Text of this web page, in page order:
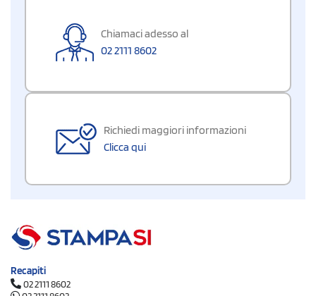
Chiamaci adesso al
02 2111 8602
Richiedi maggiori informazioni
Clicca qui
Recapiti
02 2111 8602